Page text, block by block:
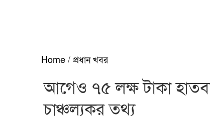
Home / প্রধান খবর
আগেও ৭৫ লক্ষ টাকা
চাঞ্চল্যকর তথ্য